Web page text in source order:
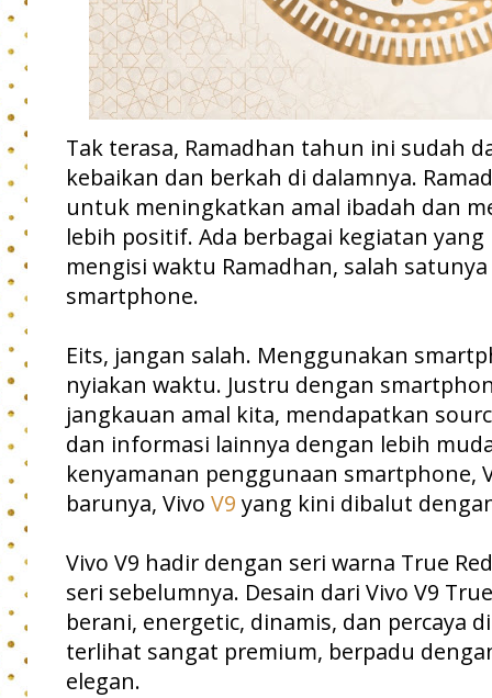
Tak terasa, Ramadhan tahun ini sudah
kebaikan dan berkah di dalamnya.
untuk meningkatkan amal ibadah dan
lebih positif. Ada berbagai kegiatan
mengisi waktu Ramadhan, salah
smartphone.
Eits, jangan salah. Menggunakan
nyiakan waktu. Justru dengan
jangkauan amal kita, mendapatkan
dan informasi lainnya dengan lebih
kenyamanan penggunaan smartphone,
barunya, Vivo V9 yang kini dibalut
Vivo V9 hadir dengan seri warna True
seri sebelumnya. Desain dari Vivo V9
berani, energetic, dinamis, dan percaya
terlihat sangat premium, berpadu
elegan.